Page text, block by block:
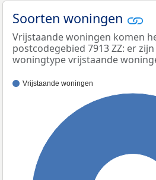
Soorten woningen
Vrijstaande woningen komen
postcodegebied 7913 ZZ: er
woningtype vrijstaande
Vrijstaande woningen